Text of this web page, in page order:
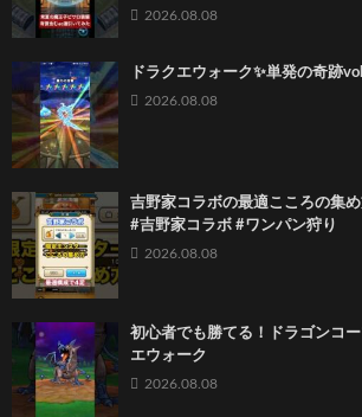
2026.08.08
ドラクエウォーク✨単発の奇跡
2026.08.08
吉野家コラボの最適こころの集
#吉野家コラボ #ワンパン狩り
2026.08.08
初心者でも勝てる！ドラゴンコ
エウォーク
2026.08.08